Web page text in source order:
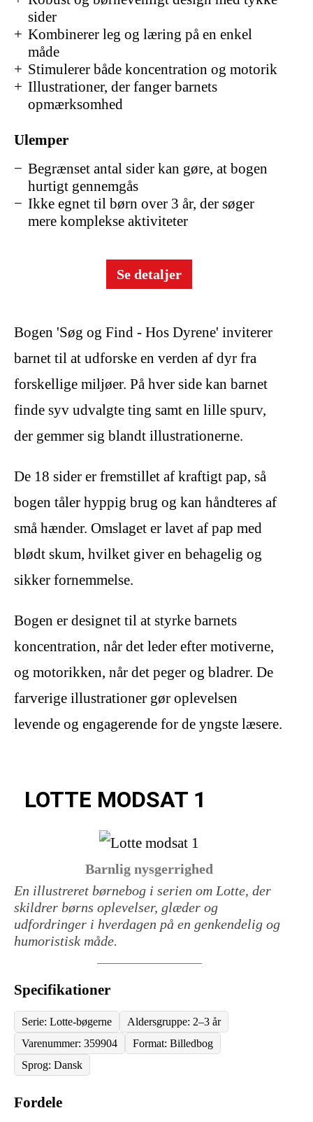
Bogen 'Søg og Find - Hos Dyrene' inviterer
barnet til at udforske en verden af dyr fra
forskellige miljøer. På hver side kan barnet
finde syv udvalgte ting samt en lille spurv,
der gemmer sig blandt illustrationerne.
De 18 sider er fremstillet af kraftigt pap, så
bogen tåler hyppig brug og kan håndteres af
små hænder. Omslaget er lavet af pap med
blødt skum, hvilket giver en behagelig og
sikker fornemmelse.
Bogen er designet til at styrke barnets
koncentration, når det leder efter motiverne,
og motorikken, når det peger og bladrer. De
farverige illustrationer gør oplevelsen
levende og engagerende for de yngste læsere.
sider
Kombinerer leg og læring på en enkel
måde
Stimulerer både koncentration og motorik
Illustrationer, der fanger barnets
opmærksomhed
Ulemper
Begrænset antal sider kan gøre, at bogen
hurtigt gennemgås
Ikke egnet til børn over 3 år, der søger
mere komplekse aktiviteter
Se detaljer
Barnlig nysgerrighed
LOTTE MODSAT 1
En illustreret børnebog i serien om Lotte, der
skildrer børns oplevelser, glæder og
udfordringer i hverdagen på en genkendelig og
humoristisk måde.
Fordele
Specifikationer
Serie: Lotte-bøgerne
Aldersgruppe: 2–3 år
Varenummer: 359904
Format: Billedbog
Sprog: Dansk